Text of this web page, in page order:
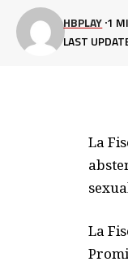
LAST
HBPLAY 1
La
La